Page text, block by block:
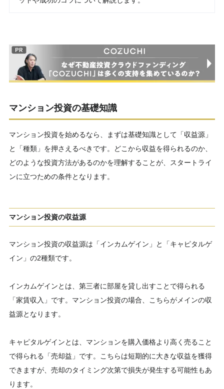
マンション投資の基礎知識
マンション投資を始めるなら、まずは基礎知識として「収益源」
と「種類」を押さえるべきです。どこから収益を得られるのか、
どのような投資方法があるのかを理解することが、スタートライ
ンに立つための条件となります。
マンション投資の収益源
マンション投資の収益源は「インカムゲイン」と「キャピタルゲ
イン」の2種類です。
インカムゲインとは、第三者に部屋を貸し出すことで得られる
「家賃収入」です。マンション投資の場合、こちらがメインの収
益源となります。
キャピタルゲインとは、マンションを購入価格より高く売ること
で得られる「売却益」です。こちらは短期的に大きな収益を獲得
できますが、売却のタイミング次第で損失が発生する可能性もあ
ります。